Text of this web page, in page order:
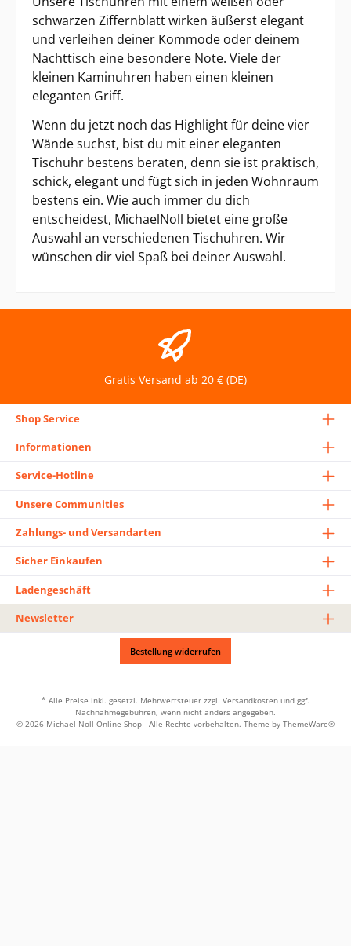
schwarzen Ziffernblatt wirken äußerst elegant
und verleihen deiner Kommode oder deinem
Nachttisch eine besondere Note. Viele der
kleinen Kaminuhren haben einen kleinen
eleganten Griff.
Wenn du jetzt noch das Highlight für deine vier
Wände suchst, bist du mit einer eleganten
Tischuhr bestens beraten, denn sie ist praktisch,
schick, elegant und fügt sich in jeden Wohnraum
bestens ein. Wie auch immer du dich
entscheidest, MichaelNoll bietet eine große
Auswahl an verschiedenen Tischuhren. Wir
wünschen dir viel Spaß bei deiner Auswahl.
Gratis Versand ab 20 € (DE)
Shop Service
Informationen
Service-Hotline
Unsere Communities
Zahlungs- und Versandarten
Sicher Einkaufen
Ladengeschäft
Newsletter
Bestellung widerrufen
* Alle Preise inkl. gesetzl. Mehrwertsteuer zzgl. Versandkosten und ggf.
Nachnahmegebühren, wenn nicht anders angegeben.
© 2026 Michael Noll Online-Shop - Alle Rechte vorbehalten. Theme by ThemeWare®